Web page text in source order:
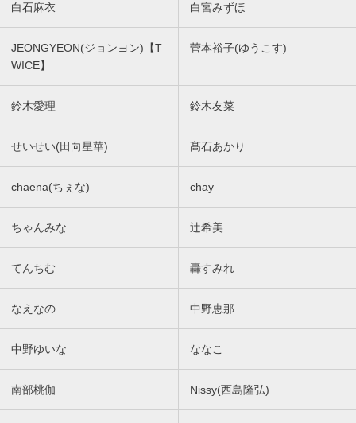
白石麻衣 白宮みずほ
JEONGYEON(ジョンヨン)【T
WICE】
菅本裕子(ゆうこす)
鈴木愛理 鈴木友菜
せいせい(田向星華) 髙石あかり
chaena(ちぇな) chay
ちゃんみな 辻希美
てんちむ 轟すみれ
なえなの 中野恵那
中野ゆいな ななこ
南部桃伽 Nissy(西島隆弘)